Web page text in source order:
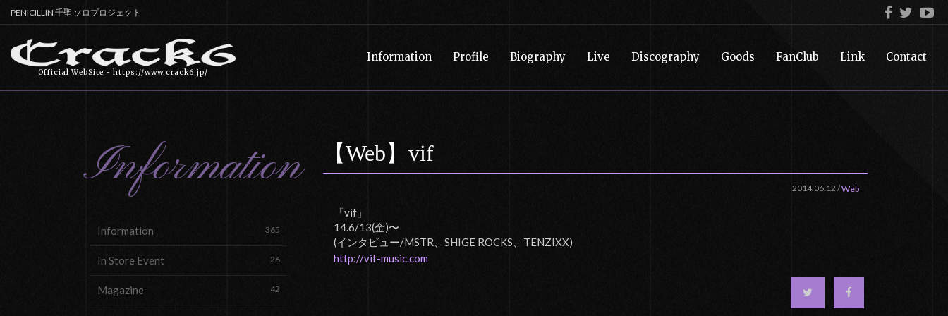
PENICILLIN 千聖 ソロプロジェクト
Official WebSite - https://www.crack6.jp/
Information Profile Biography Live Discography Goods FanClub Link Contact
Information
Information 365
In Store Event 26
Magazine 42
【Web】vif
2014.06.12 /Web
「vif」
14.6/13(金)〜
(インタビュー/MSTR、SHIGE ROCKS、TENZIXX)
http://vif-music.com